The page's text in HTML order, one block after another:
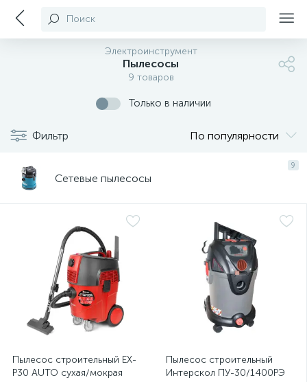
Поиск
Электроинструмент
Пылесосы
9 товаров
Только в наличии
Фильтр По популярности
9
Сетевые пылесосы
Пылесос строительный EX-
P30 AUTO сухая/мокрая
Пылесос строительный
Интерскол ПУ-30/1400РЭ